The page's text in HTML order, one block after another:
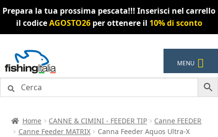
Prepara la tua prossima pescata!!! Inserisci nel carrello
il codiceAGOSTO26per ottenere il 10% di sconto
alla
navigazione
al
contenuto
MENU
Home CANNE & CIMINI - FEEDER TIP
Canne FEEDER
Canne Feeder MATRIX
Canna Feeder Aquos Ultra-X